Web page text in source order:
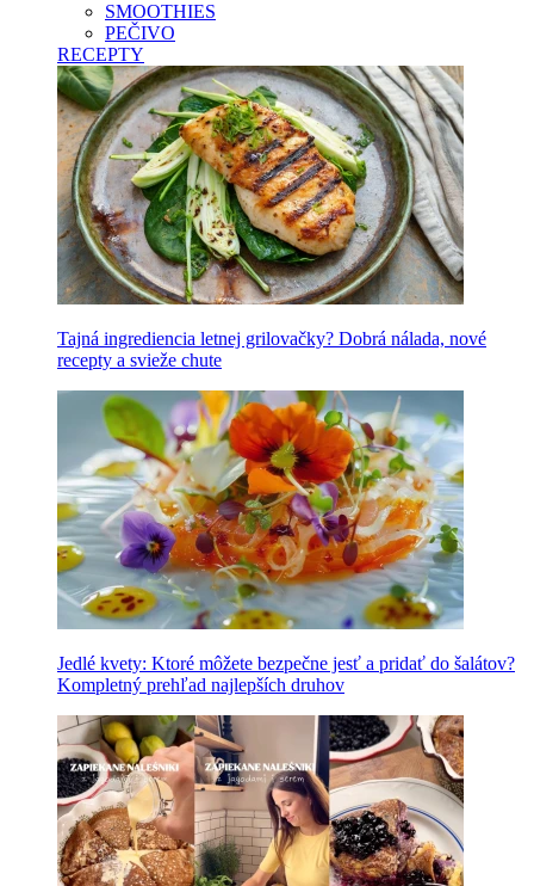
SMOOTHIES
PEČIVO
RECEPTY
Tajná ingrediencia letnej grilovačky? Dobrá nálada, nové
recepty a svieže chute
Jedlé kvety: Ktoré môžete bezpečne jesť a pridať do šalátov?
Kompletný prehľad najlepších druhov